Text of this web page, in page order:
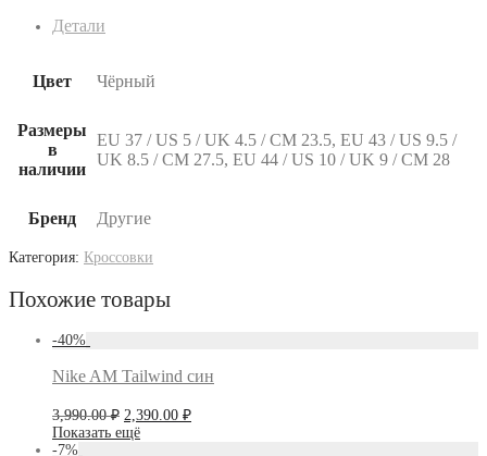
Детали
Цвет Чёрный
Размеры
в
наличии
EU 37 / US 5 / UK 4.5 / СМ 23.5, EU 43 / US 9.5 /
UK 8.5 / СМ 27.5, EU 44 / US 10 / UK 9 / СМ 28
Бренд Другие
Категория: Кроссовки
Похожие товары
-40%
Nike AM Tailwind син
3,990.00₽ Первоначальная
цена
составляла
2,390.00 ₽Текущая
Показать ещё
-7%